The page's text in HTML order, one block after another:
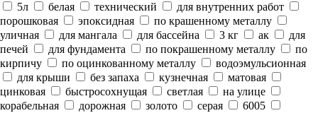
5л
белая технический
для внутренних работ
порошковая
эпоксидная
по крашенному металлу
уличная
для мангала для бассейна 3 кг ак
для
печей
для фундамента по покрашенному металлу
по
кирпичу
по оцинкованному металлу
водоэмульсионная
для крыши
без запаха кузнечная
матовая
цинковая
быстросохнущая светлая
на улице
корабельная
дорожная золото серая
6005